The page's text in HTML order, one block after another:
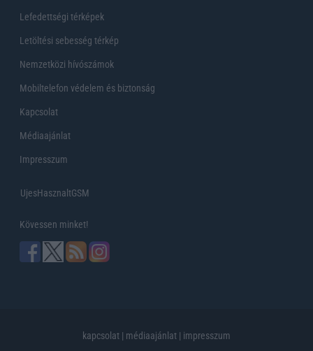
Lefedettségi térképek
Letöltési sebesség térkép
Nemzetközi hívószámok
Mobiltelefon védelem és biztonság
Kapcsolat
Médiaajánlat
Impresszum
UjesHasznaltGSM
Kövessen minket!
kapcsolat | médiaajánlat | impresszum